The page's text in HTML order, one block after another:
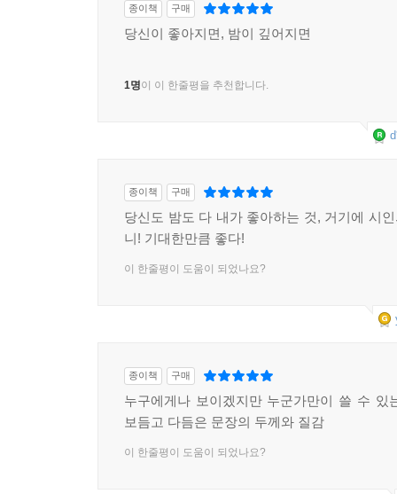
종이책 구매
당신이 좋아지면, 밤이 깊어지면
1명이 이 한줄평을 추천합니다.
종이책 구매
당신도 밤도 다 내가 좋아하는 것, 거기에 시
니! 기대한만큼 좋다!
이 한줄평이 도움이 되었나요?
종이책 구매
누구에게나 보이겠지만 누군가만이 쓸 수 있
보듬고 다듬은 문장의 두께와 질감
이 한줄평이 도움이 되었나요?